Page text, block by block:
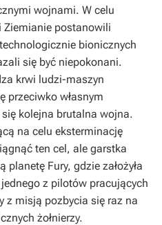
wojnami. W celu
Ziemianie postanowili
bionicznych
się być niepokonani.
krwi ludzi-maszyn
przeciwko własnym
kolejna brutalna wojna.
na celu eksterminację
ten cel, ale garstka
planetę Fury, gdzie założyła
z pilotów pracujących
z misją pozbycia się raz na
żołnierzy.